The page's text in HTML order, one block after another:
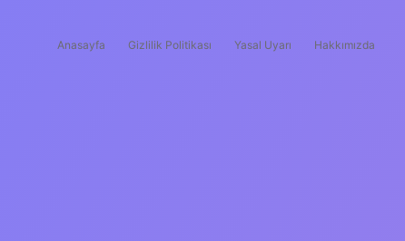
Anasayfa Gizlilik Politikası Yasal Uyarı Hakkımızda